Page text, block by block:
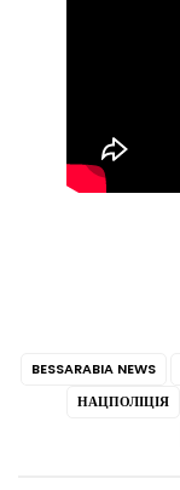
BESSARABIA NEWS
НАЦПОЛІЦІЯ